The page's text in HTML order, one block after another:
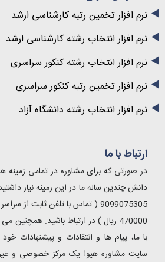
نرم افزار تخمین رتبه کارشناسی ارشد
نرم افزار انتخاب رشته کارشناسی ارشد
نرم افزار انتخاب رشته کنکور سراسری
نرم افزار تخمین رتبه کنکور سراسری
نرم افزار انتخاب رشته دانشگاه آزاد
ارتباط با ما
در صورتی که برای مشاوره در تمامی زمینه
دانش چندین ساله ما در این زمینه نیاز
9099075305 ( تماس با تلفن ثابت
470000 ریال ) در ارتباط باشید. همچنین
با ما، پیام ها و انتقادات و پیشنهادات
سایت مشاوره هیوا یک مرکز خصوصی و